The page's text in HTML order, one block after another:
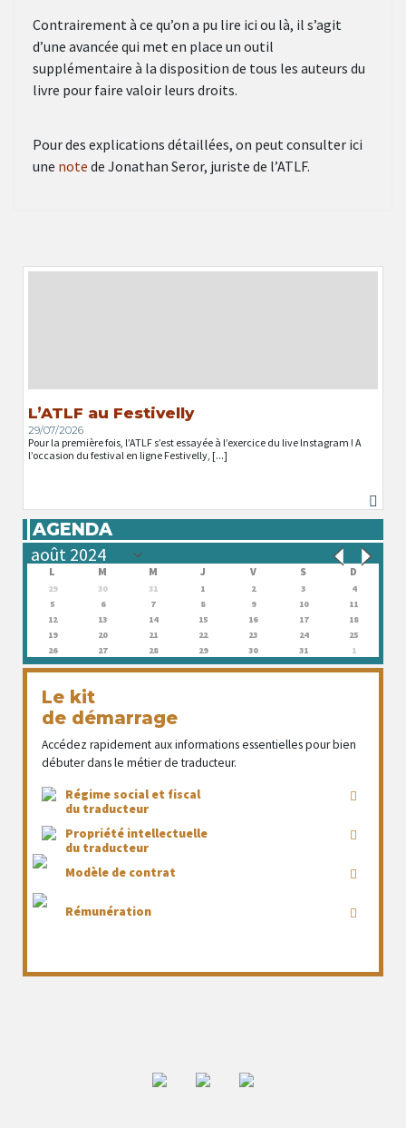
Contrairement à ce qu’on a pu lire ici ou là, il s’agit
d’une avancée qui met en place un outil
supplémentaire à la disposition de tous les auteurs du
livre pour faire valoir leurs droits.
Pour des explications détaillées, on peut consulter ici
une note de Jonathan Seror, juriste de l’ATLF.
L’ATLF au Festivelly
29/07/2026
Pour la première fois, l’ATLF s’est essayée à l’exercice du live Instagram ! A
l’occasion du festival en ligne Festivelly, [...]
AGENDA
L M M J V S D
29 30 31 1 2 3
4
5
6 7 8 9 10
11
12
13 14 15 16 17
18
19
20 21 22 23 24
25
26
27 28 29 30 31 1
Le kit
de démarrage
Accédez rapidement aux informations essentielles pour bien
débuter dans le métier de traducteur.
Régime social et fiscal
du traducteur
Propriété intellectuelle
du traducteur
Modèle de contrat
Rémunération